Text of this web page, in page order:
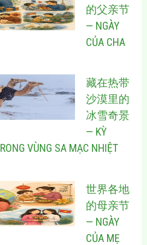
的父亲节
— NGÀY
CỦA CHA
藏在热带
沙漠里的
冰雪奇景
— KỲ
VÙNG SA MẠC NHIỆT
世界各地
的母亲节
— NGÀY
CỦA MẸ